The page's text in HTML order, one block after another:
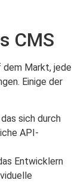
CMS
dem Markt, jede
Einige der
sich durch
API-
Entwicklern